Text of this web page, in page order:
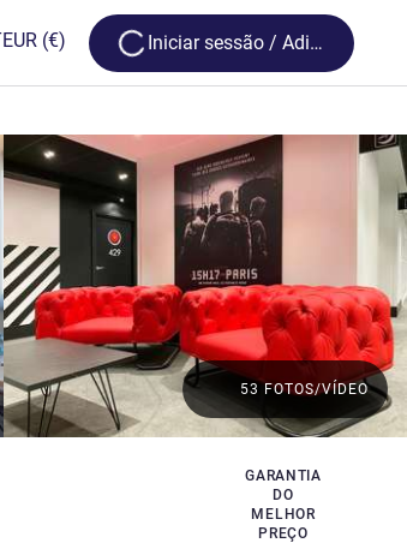
EUR (€) Loading...
Iniciar sessão / Adira
GARANTIA
DO
MELHOR
PREÇO
53 FOTOS/VÍDEO